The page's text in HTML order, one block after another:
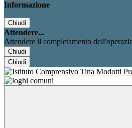
Informazione
Chiudi
Attendere...
Attendere il completamento
Chiudi
Chiudi